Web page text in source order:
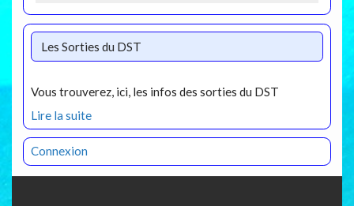
Les Sorties du DST
Vous trouverez, ici, les infos des sorties du DST
Lire la suite
Connexion